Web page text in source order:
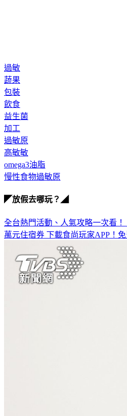
過敏
蔬果
包裝
飲食
益生菌
加工
過敏原
高敏敏
omega3油脂
慢性食物過敏原
◤放假去哪玩？◢
全台熱門活動、人氣攻略一次看！
萬元住宿券 下載食尚玩家APP！